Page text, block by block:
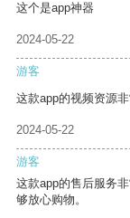
这个是app神器
2024-05-22
游客
这款app的视频资源
2024-05-22
游客
这款app的售后服务
够放心购物。